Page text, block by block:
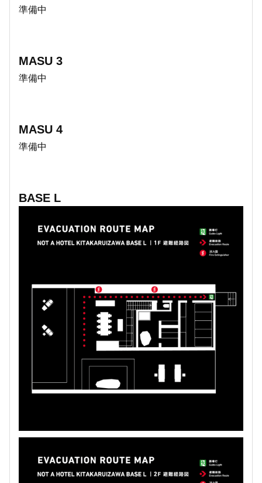
準備中
MASU 3
準備中
MASU 4
準備中
BASE L